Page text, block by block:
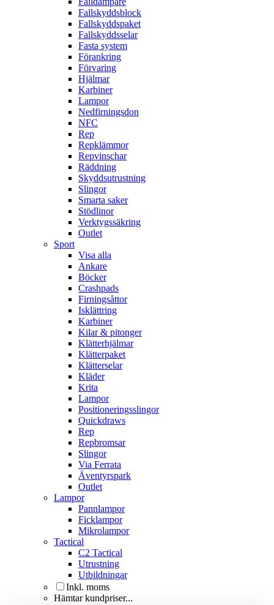
Fallskyddsblock
Fallskyddspaket
Fallskyddsselar
Fasta system
Förankring
Förvaring
Hjälmar
Karbiner
Lampor
Nedfirningsdon
NFC
Rep
Repklämmor
Repvinschar
Räddning
Skyddsutrustning
Slingor
Smarta saker
Stödlinor
Verktygssäkring
Outlet
Sport
Visa alla
Ankare
Böcker
Crashpads
Firningsåttor
Isklättring
Karbiner
Kilar & pitonger
Klätterhjälmar
Klätterpaket
Klätterselar
Kläder
Krita
Lampor
Positioneringsslingor
Quickdraws
Rep
Repbromsar
Slingor
Via Ferrata
Äventyrspark
Outlet
Lampor
Pannlampor
Ficklampor
Mikrolampor
Tactical
C2 Tactical
Utrustning
Utbildningar
Inkl. moms
Hämtar kundpriser...